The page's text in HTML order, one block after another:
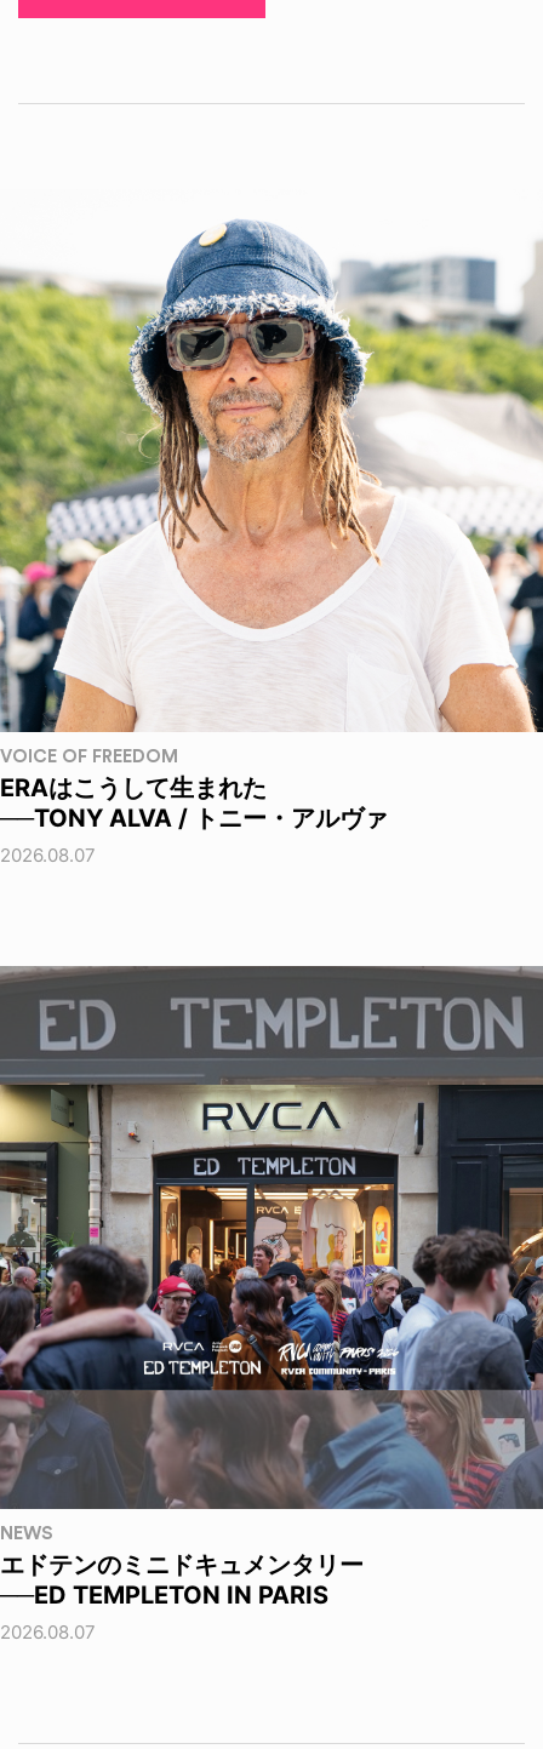
VOICE OF FREEDOM
ERAはこうして生まれた
──TONY ALVA / トニー・アルヴァ
2026.08.07
NEWS
エドテンのミニドキュメンタリー
──ED TEMPLETON IN PARIS
2026.08.07